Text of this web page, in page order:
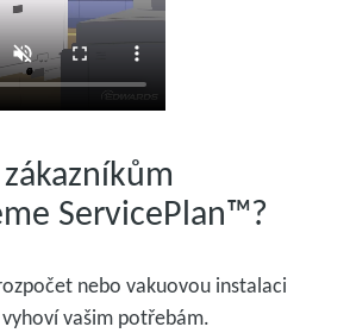
ServicePlan™?
nebo vakuovou instalaci
vašim potřebám.